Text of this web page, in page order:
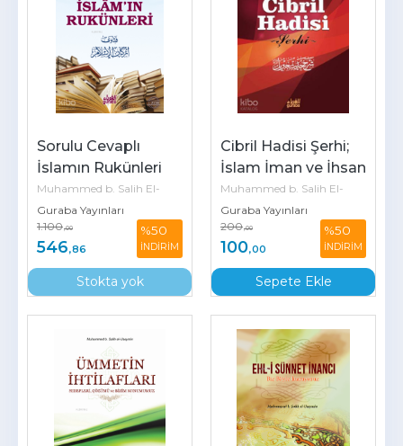
Stokta yok
Sorulu Cevaplı
İslamın Rukünleri
Muhammed b. Salih El-
Useymîn
Guraba Yayınları
%50
İNDİRİM
1.100,00
546,86
Sepete Ekle
Cibril Hadisi Şerhi;
İslam İman ve İhsan
Muhammed b. Salih El-
Useymîn
Guraba Yayınları
%50
İNDİRİM
200,00
100,00